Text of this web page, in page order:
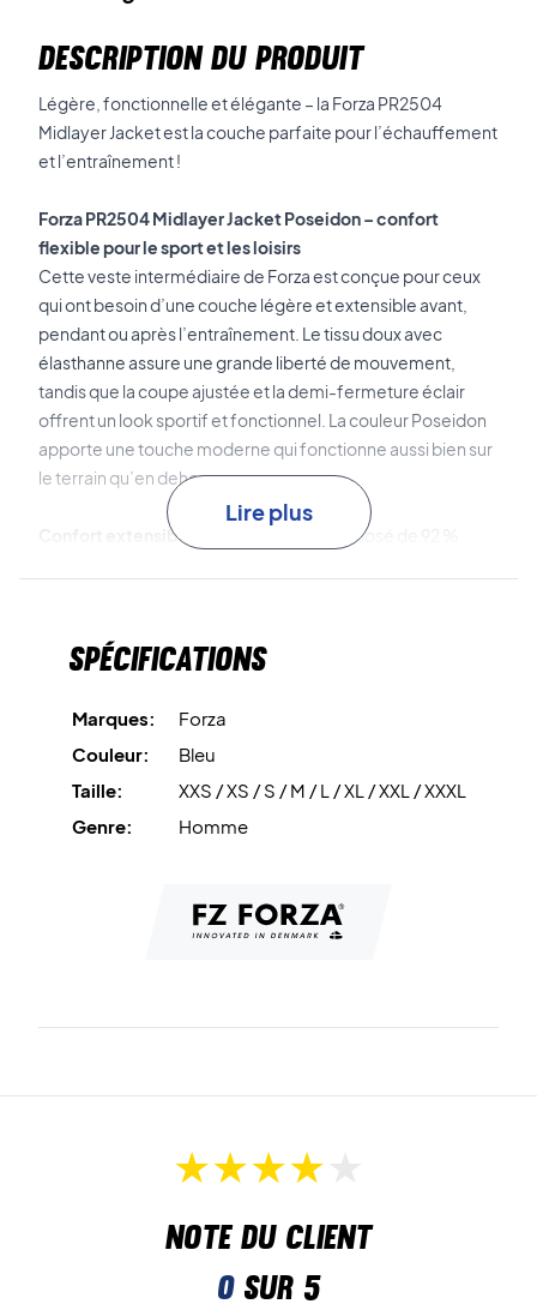
DESCRIPTION DU PRODUIT
Légère, fonctionnelle et élégante – la Forza PR2504
Midlayer Jacket est la couche parfaite pour l’échauffement
et l’entraînement !
Forza PR2504 Midlayer Jacket Poseidon – confort
flexible pour le sport et les loisirs
Cette veste intermédiaire de Forza est conçue pour ceux
qui ont besoin d’une couche légère et extensible avant,
pendant ou après l’entraînement. Le tissu doux avec
élasthanne assure une grande liberté de mouvement,
tandis que la coupe ajustée et la demi-fermeture éclair
offrent un look sportif et fonctionnel. La couleur Poseidon
apporte une touche moderne qui fonctionne aussi bien sur
le terrain qu’en dehors.
Confort extensible
Le matériau est composé de 92 %
Restez au chaud avec style – achetez dès aujourd’hui la
Couleur : Poseidon
Matière : 92 % polyester / 8 % élasthanne
Lire plus
Spécifications
Marques:
Forza
Couleur:
Bleu
Taille:
XXS / XS / S / M / L / XL / XXL / XXXL
Genre:
Homme
Note du client
0sur 5